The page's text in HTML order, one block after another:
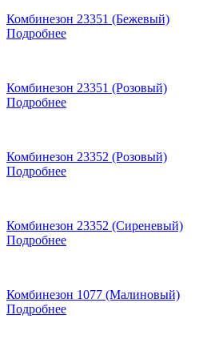
Комбинезон 23351 (Бежевый)
Подробнее
Комбинезон 23351 (Розовый)
Подробнее
Комбинезон 23352 (Розовый)
Подробнее
Комбинезон 23352 (Сиреневый)
Подробнее
Комбинезон 1077 (Малиновый)
Подробнее